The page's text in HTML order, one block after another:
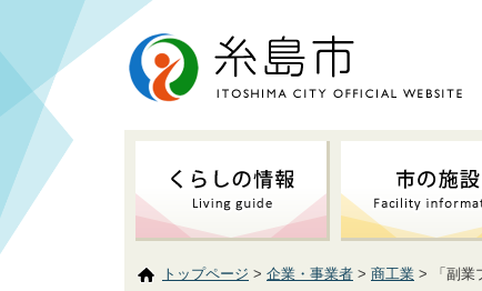
トップページ > 企業・事業者 > 商工業 > 「副業